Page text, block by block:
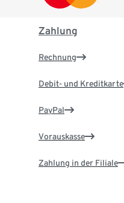
Zahlung
Rechnung
Debit- und Kreditkarte
PayPal
Vorauskasse
Zahlung in der Filiale